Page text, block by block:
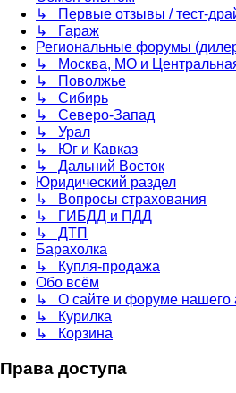
↳ Первые отзывы / тест-
↳ Гараж
Региональные форумы
↳ Москва, МО и
↳ Поволжье
↳ Сибирь
↳ Северо-Запад
↳ Урал
↳ Юг и Кавказ
↳ Дальний Восток
Юридический раздел
↳ Вопросы страхования
↳ ГИБДД и ПДД
↳ ДТП
Барахолка
↳ Купля-продажа
Обо всём
↳ О сайте и форуме нашего
↳ Курилка
↳ Корзина
Права доступа